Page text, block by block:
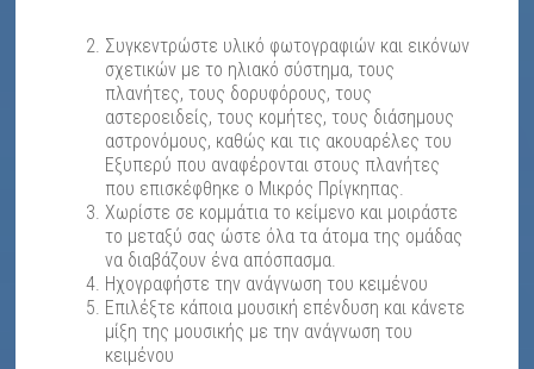
Συγκεντρώστε υλικό φωτογραφιών και εικόνων
σχετικών με το ηλιακό σύστημα, τους
πλανήτες, τους δορυφόρους, τους
αστεροειδείς, τους κομήτες, τους διάσημους
αστρονόμους, καθώς και τις ακουαρέλες του
Εξυπερύ που αναφέρονται στους πλανήτες
που επισκέφθηκε ο Μικρός Πρίγκηπας.
Χωρίστε σε κομμάτια το κείμενο και μοιράστε
το μεταξύ σας ώστε όλα τα άτομα της ομάδας
να διαβάζουν ένα απόσπασμα.
Ηχογραφήστε την ανάγνωση του κειμένου
Επιλέξτε κάποια μουσική επένδυση και κάνετε
μίξη της μουσικής με την ανάγνωση του
κειμένου